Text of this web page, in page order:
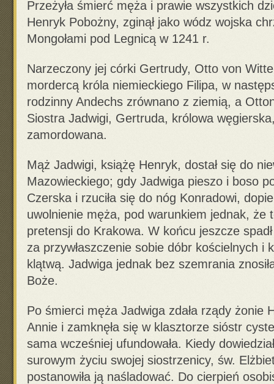
Przeżyła śmierć męża i prawie wszystkich
Henryk Pobożny, zginął jako wódz wojska
Mongołami pod Legnicą w 1241 r.
Narzeczony jej córki Gertrudy, Otto von
mordercą króla niemieckiego Filipa, w
rodzinny Andechs zrównano z ziemią, a
Siostra Jadwigi, Gertruda, królowa
zamordowana.
Mąż Jadwigi, książę Henryk, dostał się do
Mazowieckiego; gdy Jadwiga pieszo i boso
Czerska i rzuciła się do nóg Konradowi,
uwolnienie męża, pod warunkiem jednak, że
pretensji do Krakowa. W końcu jeszcze
za przywłaszczenie sobie dóbr kościelnych i
klątwą. Jadwiga jednak bez szemrania
Boże.
Po śmierci męża Jadwiga zdała rządy żonie
Annie i zamknęła się w klasztorze sióstr
sama wcześniej ufundowała. Kiedy
surowym życiu swojej siostrzenicy, św.
postanowiła ją naśladować. Do cierpień